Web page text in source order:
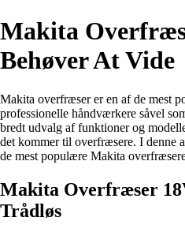
Makita
Behøver At Vide
Makita overfræser er en af de mest
professionelle håndværkere såvel
bredt udvalg af funktioner og
det kommer til overfræsere. I denne
de mest populære Makita
Makita Overfræser
Trådløs